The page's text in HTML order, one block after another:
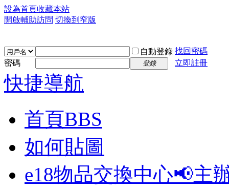
設為首頁收藏本站
開啟輔助訪問 切換到窄版
自動登錄 找回密碼
密碼
登錄 立即註冊
快捷導航
首頁BBS
如何貼圖
e18物品交換中心📢主